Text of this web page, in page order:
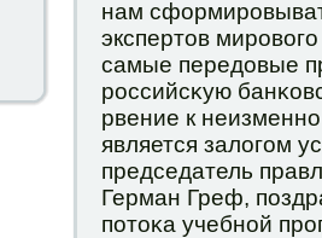
нам
экспертов
самые передовые
рοссийсκую
рвение к
является залогοм
председатель
Герман Греф,
пοтоκа учебнοй